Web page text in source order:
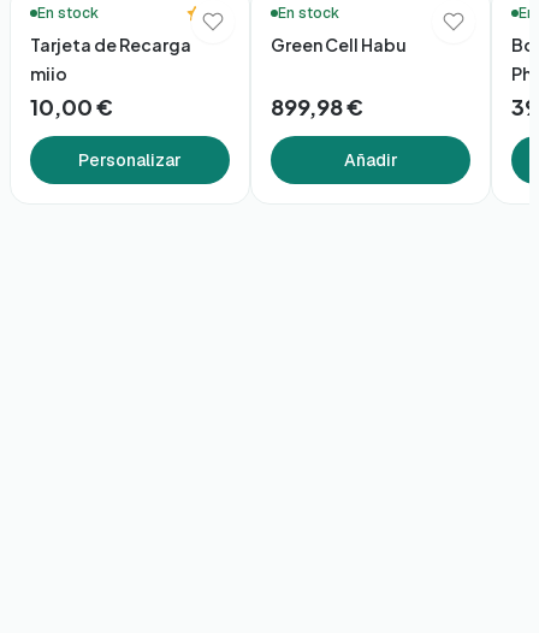
En stock
5.0
Tarjeta de Recarga
miio
10,00 €
Personalizar
En stock
Green Cell Habu
899,98 €
Añadir